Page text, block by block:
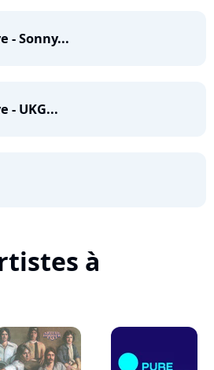
- Sonny...
- UKG...
à